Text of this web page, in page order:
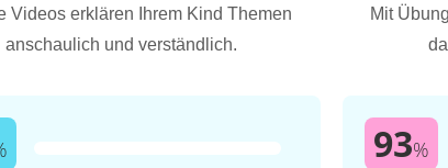
Videos erklären Ihrem Kind Themen
anschaulich und verständlich.
Mit
93%